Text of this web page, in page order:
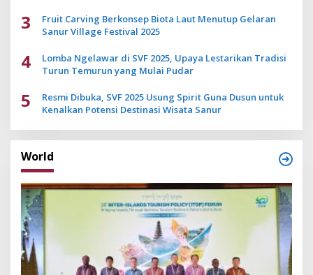
3
Fruit Carving Berkonsep Biota Laut Menutup Gelaran
Sanur Village Festival 2025
4
Lomba Ngelawar di SVF 2025, Upaya Lestarikan Tradisi
Turun Temurun yang Mulai Pudar
5
Resmi Dibuka, SVF 2025 Usung Spirit Guna Dusun untuk
Kenalkan Potensi Destinasi Wisata Sanur
World